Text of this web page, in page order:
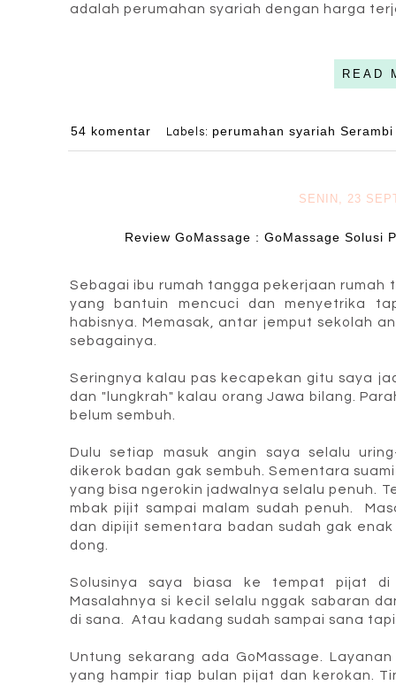
adalah perumahan syariah dengan harga
READ
54 komentar Labels: perumahan syariah
SENIN, 23
Review GoMassage : GoMassage Solusi
Sebagai ibu rumah tangga pekerjaan rumah
yang bantuin mencuci dan menyetrika
habisnya. Memasak, antar jemput sekolah
sebagainya.
Seringnya kalau pas kecapekan gitu saya
dan "lungkrah" kalau orang Jawa bilang.
belum sembuh.
Dulu setiap masuk angin saya selalu
dikerok badan gak sembuh. Sementara
yang bisa ngerokin jadwalnya selalu penuh.
mbak pijit sampai malam sudah penuh.
dan dipijit sementara badan sudah gak
dong.
Solusinya saya biasa ke tempat pijat
Masalahnya si kecil selalu nggak sabaran
di sana. Atau kadang sudah sampai sana
Untung sekarang ada GoMassage.
yang hampir tiap bulan pijat dan kerokan.